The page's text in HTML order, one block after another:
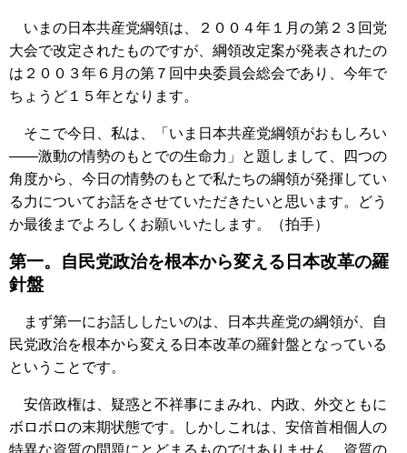
いまの日本共産党綱領は、２００４年１月の第２３回党
大会で改定されたものですが、綱領改定案が発表されたの
は２００３年６月の第７回中央委員会総会であり、今年で
ちょうど１５年となります。
そこで今日、私は、「いま日本共産党綱領がおもしろい
――激動の情勢のもとでの生命力」と題しまして、四つの
角度から、今日の情勢のもとで私たちの綱領が発揮してい
る力についてお話をさせていただきたいと思います。どう
か最後までよろしくお願いいたします。（拍手）
第一。自民党政治を根本から変える日本改革の羅
針盤
まず第一にお話ししたいのは、日本共産党の綱領が、自
民党政治を根本から変える日本改革の羅針盤となっている
ということです。
安倍政権は、疑惑と不祥事にまみれ、内政、外交ともに
ボロボロの末期状態です。しかしこれは、安倍首相個人の
特異な資質の問題にとどまるものではありません。資質の